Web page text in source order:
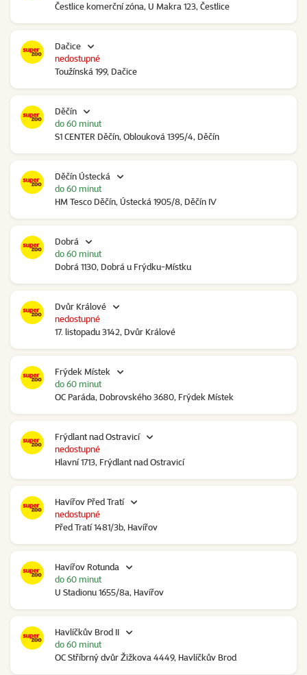
Čestlice komerční zóna, U Makra 123, Čestlice
Dačice
Toužínská 199, Dačice
nedostupné
Děčín
S1 CENTER Děčín, Oblouková 1395/4, Děčín
do 60 minut
Děčín Ústecká
HM Tesco Děčín, Ústecká 1905/8, Děčín IV
do 60 minut
Dobrá
Dobrá 1130, Dobrá u Frýdku-Místku
do 60 minut
Dvůr Králové
17. listopadu 3142, Dvůr Králové
nedostupné
Frýdek Místek
OC Paráda, Dobrovského 3680, Frýdek Místek
do 60 minut
Frýdlant nad Ostravicí
Hlavní 1713, Frýdlant nad Ostravicí
nedostupné
Havířov Před Tratí
Před Tratí 1481/3b, Havířov
nedostupné
Havířov Rotunda
U Stadionu 1655/8a, Havířov
do 60 minut
Havlíčkův Brod II
OC Stříbrný dvůr Žižkova 4449, Havlíčkův Brod
do 60 minut